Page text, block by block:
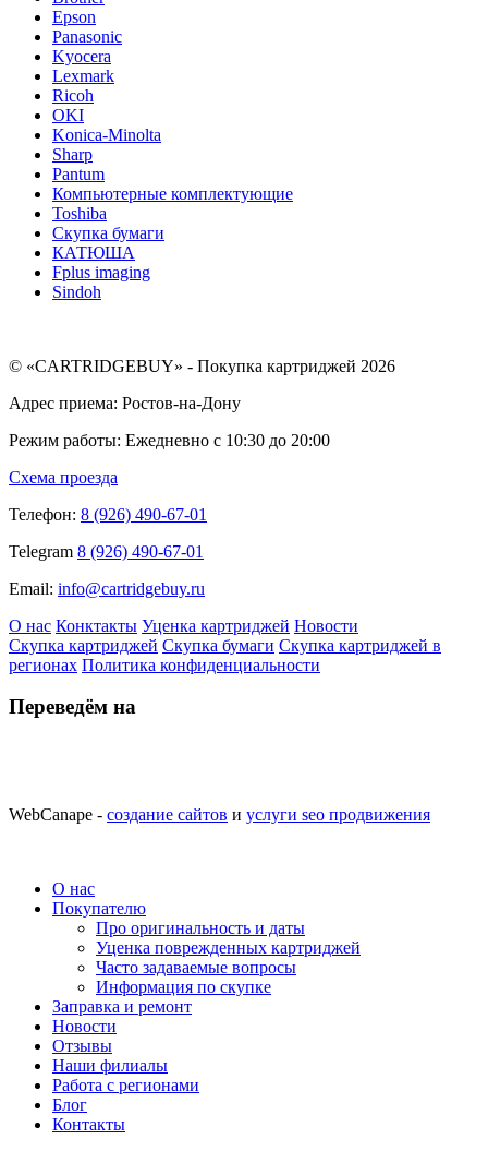
Epson
Panasonic
Kyocera
Lexmark
Ricoh
OKI
Konica-Minolta
Sharp
Pantum
Компьютерные комплектующие
Toshiba
Скупка бумаги
КАТЮША
Fplus imaging
Sindoh
© «CARTRIDGEBUY» - Покупка картриджей 2026
Адрес приема: Ростов-на-Дону
Режим работы: Ежедневно с 10:30 до 20:00
Схема проезда
Телефон: 8 (926) 490-67-01
Telegram 8 (926) 490-67-01
Email: info@cartridgebuy.ru
О нас Конктакты Уценка картриджей Новости
Скупка картриджей Скупка бумаги Скупка картриджей в
регионах Политика конфиденциальности
Переведём на
WebCanape - создание сайтов и услуги seo продвижения
О нас
Покупателю
Про оригинальность и даты
Уценка поврежденных картриджей
Часто задаваемые вопросы
Информация по скупке
Заправка и ремонт
Новости
Отзывы
Наши филиалы
Работа с регионами
Блог
Контакты